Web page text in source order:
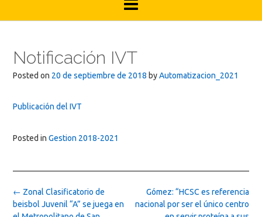
Notificación IVT
Posted on 20 de septiembre de 2018 byAutomatizacion_2021
Publicación del IVT
Posted in Gestion 2018-2021
Post
navigation
Gómez: “HCSC es referencia
nacional por ser el único centro
← Zonal Clasificatorio de
beisbol Juvenil “A” se juega en